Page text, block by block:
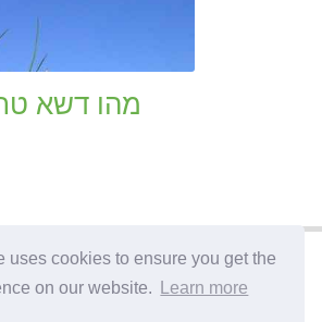
uses cookies to ensure you get the
on our website.
Learn more
מהו דשא